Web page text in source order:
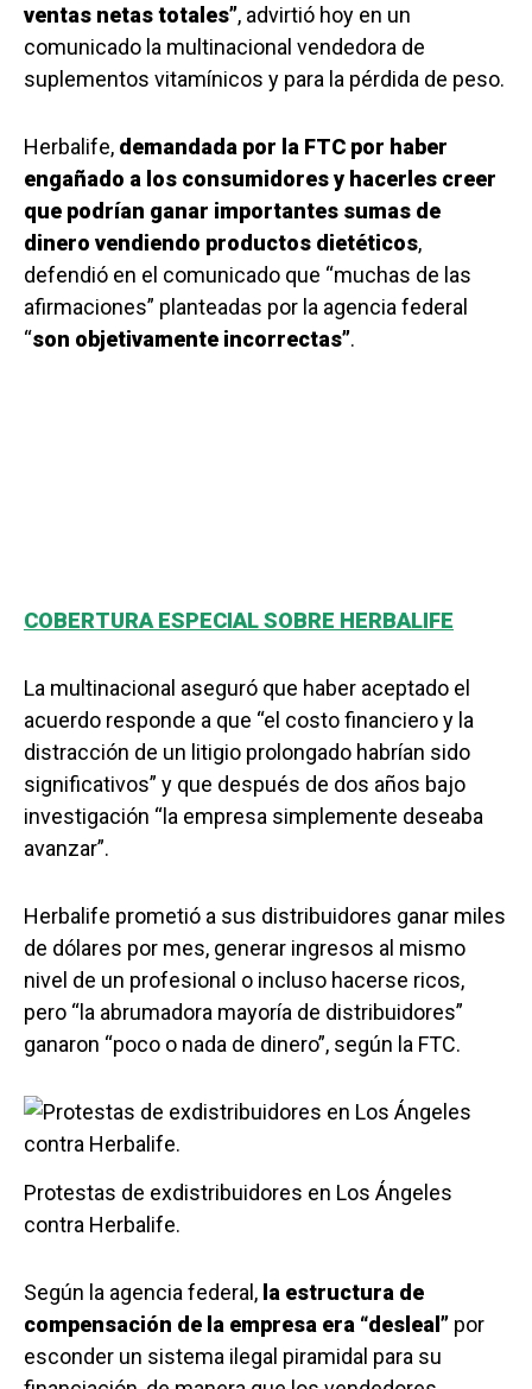
ventas netas totales”, advirtió hoy en un
comunicado la multinacional vendedora de
suplementos vitamínicos y para la pérdida de peso.
Herbalife, demandada por la FTC por haber
engañado a los consumidores y hacerles creer
que podrían ganar importantes sumas de
dinero vendiendo productos dietéticos,
defendió en el comunicado que “muchas de las
afirmaciones” planteadas por la agencia federal
“son objetivamente incorrectas”.
COBERTURA ESPECIAL SOBRE HERBALIFE
La multinacional aseguró que haber aceptado el
acuerdo responde a que “el costo financiero y la
distracción de un litigio prolongado habrían sido
significativos” y que después de dos años bajo
investigación “la empresa simplemente deseaba
avanzar”.
Herbalife prometió a sus distribuidores ganar miles
de dólares por mes, generar ingresos al mismo
nivel de un profesional o incluso hacerse ricos,
pero “la abrumadora mayoría de distribuidores”
ganaron “poco o nada de dinero”, según la FTC.
Protestas de exdistribuidores en Los Ángeles
contra Herbalife.
Según la agencia federal, la estructura de
compensación de la empresa era “desleal” por
esconder un sistema ilegal piramidal para su